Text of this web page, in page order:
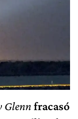
Glennfracasó